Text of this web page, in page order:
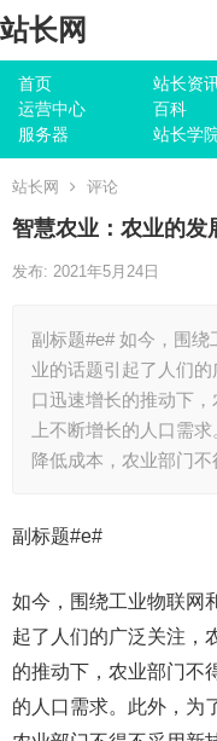
站长网
首页 站长资
运营中心
百科
服务器
站长学
站长网 评论
智慧农业：农业的发
发布: 2021年5月24日
副标题#e# 如今，围
业的话题引起了人们
口迅速增长的推动下
上不断增长的人口需
降低成本，农业部门不
副标题#e#
如今，围绕工业物联网
起了人们的广泛关注，
的推动下，农业部门不
的人口需求。此外，为